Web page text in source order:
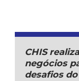
CHIS
negócios
desafios